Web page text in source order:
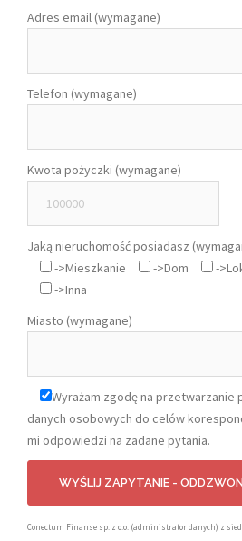
Adres email (wymagane)
Telefon (wymagane)
Kwota pożyczki (wymagane)
Jaką nieruchomość posiadasz
->Mieszkanie
->Dom -
->Inna
Miasto (wymagane)
Wyrażam zgodę na przetwarzanie
danych osobowych do celów
mi odpowiedzi na zadane pytania.
Conectum Finanse sp. z o.o. (administrator danych) z